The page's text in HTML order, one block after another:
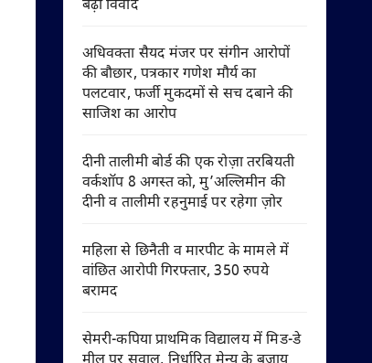
बढ़ा विवाद
अधिवक्ता सैयद मंजर पर संगीन आरोपों
की बौछार, पत्रकार गणेश मौर्य का
पलटवार, फर्जी मुकदमों से सच दबाने की
साजिश का आरोप
दीनी तालीमी बोर्ड की एक रोज़ा तरबियती
वर्कशॉप 8 अगस्त को, मु’अल्लिमीन की
दीनी व तालीमी रहनुमाई पर रहेगा ज़ोर
महिला से छिनैती व मारपीट के मामले में
वांछित आरोपी गिरफ्तार, 350 रुपये
बरामद
सेमरी-कपिया प्राथमिक विद्यालय में मिड-डे